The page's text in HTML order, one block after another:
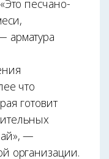
песчано-
арматура
что
готовит
—
организации.